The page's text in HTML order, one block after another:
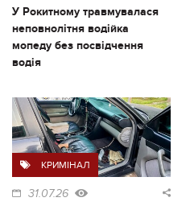
У Рокитному травмувалася
неповнолітня водійка
мопеду без посвідчення
водія
КРИМІНАЛ
31.07.26